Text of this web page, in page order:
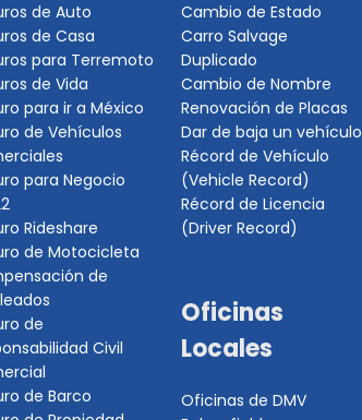
de Auto
de Casa
para Terremoto
de Vida
para ir a México
de Vehículos
para Negocio
Rideshare
de Motocicleta
de
de
Civil
de Barco
Cambio de Estado
Carro Salvage
Duplicado
Cambio de Nombre
Renovación de Placas
Dar de baja un vehículo
Récord de Vehículo
(Vehicle Record)
Récord de Licencia
(Driver Record)
Oficinas
Locales
Oficinas de DMV